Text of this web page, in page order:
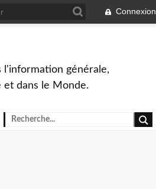
Connexion
l'information générale,
et dans le Monde.